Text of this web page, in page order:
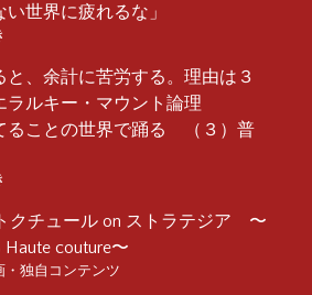
い世界に疲れるな」
と、余計に苦労する。理由は３
ルキー・マウント論理
ることの世界で踊る （３）普
クチュール on ストラテジア 〜
Haute couture〜
・独自コンテンツ